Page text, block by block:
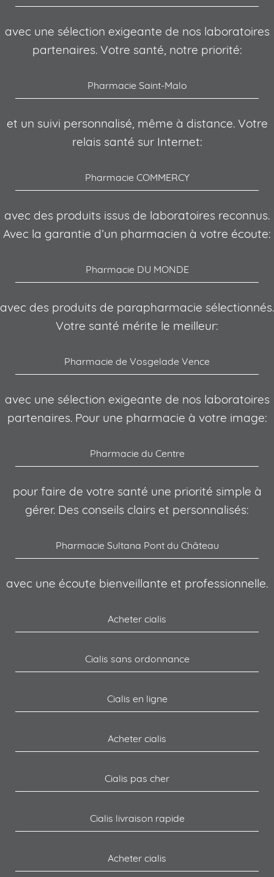
avec une sélection exigeante de nos laboratoires
partenaires. Votre santé, notre priorité:
Pharmacie Saint-Malo
et un suivi personnalisé, même à distance. Votre
relais santé sur Internet:
Pharmacie COMMERCY
avec des produits issus de laboratoires reconnus.
Avec la garantie d’un pharmacien à votre écoute:
Pharmacie DU MONDE
avec des produits de parapharmacie sélectionnés.
Votre santé mérite le meilleur:
Pharmacie de Vosgelade Vence
avec une sélection exigeante de nos laboratoires
partenaires. Pour une pharmacie à votre image:
Pharmacie du Centre
pour faire de votre santé une priorité simple à
gérer. Des conseils clairs et personnalisés:
Pharmacie Sultana Pont du Château
avec une écoute bienveillante et professionnelle.
Acheter cialis
Cialis sans ordonnance
Cialis en ligne
Acheter cialis
Cialis pas cher
Cialis livraison rapide
Acheter cialis